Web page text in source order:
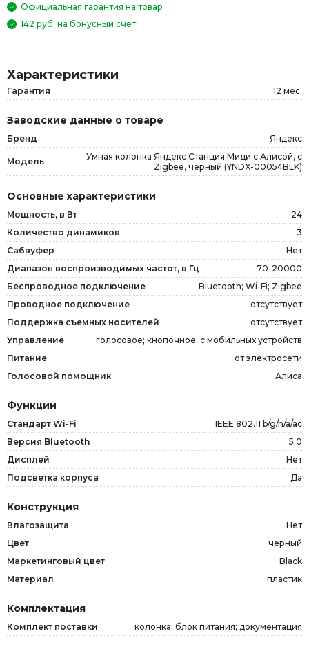
Официальная гарантия на товар
142 руб. на бонусный счет
Характеристики
Гарантия 12 мес.
Заводские данные о товаре
Бренд Яндекс
Модель
Умная колонка Яндекс Станция Миди с Алисой, с
Zigbee, черный (YNDX-00054BLK)
Основные характеристики
Мощность, в Вт
24
Количество динамиков
3
Сабвуфер
Нет
Диапазон воспроизводимых частот, в Гц
70-20000
Беспроводное подключение
Bluetooth; Wi-Fi; Zigbee
Проводное подключение
отсутствует
Поддержка съемных носителей
отсутствует
Управление
голосовое; кнопочное; с мобильных устройств
Питание
от электросети
Голосовой помощник
Алиса
Функции
Стандарт Wi-Fi
IEEE 802.11 b/g/n/a/ac
Версия Bluetooth
5.0
Дисплей
Нет
Подсветка корпуса
Да
Конструкция
Влагозащита
Нет
Цвет
черный
Маркетинговый цвет
Black
Материал
пластик
Комплектация
Комплект поставки колонка; блок питания; документация